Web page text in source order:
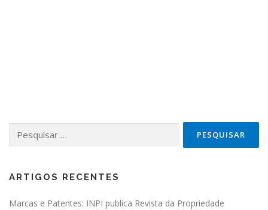
ARTIGOS RECENTES
Marcas e Patentes: INPI publica Revista da Propriedade